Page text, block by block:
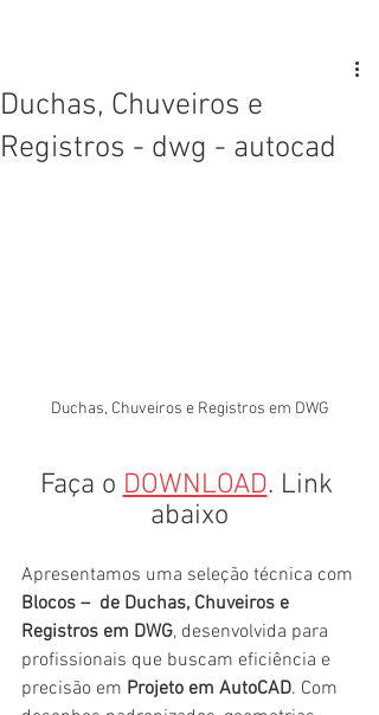
Duchas, Chuveiros e
Registros - dwg - autocad
Duchas, Chuveiros e Registros em DWG
Faça o DOWNLOAD. Link
abaixo
Apresentamos uma seleção técnica com
Blocos –  de Duchas, Chuveiros e
Registros em DWG, desenvolvida para
profissionais que buscam eficiência e
precisão em Projeto em AutoCAD. Com